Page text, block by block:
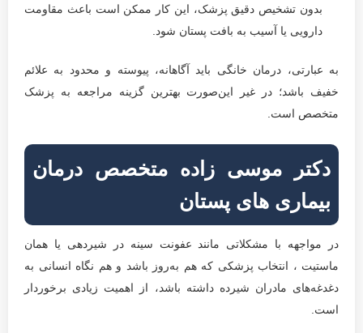
بدون تشخیص دقیق پزشک، این کار ممکن است باعث مقاومت
دارویی یا آسیب به بافت پستان شود.
به عبارتی، درمان خانگی باید آگاهانه، پیوسته و محدود به علائم
خفیف باشد؛ در غیر این‌صورت بهترین گزینه مراجعه به پزشک
متخصص است.
دکتر موسی زاده متخصص درمان
بیماری های پستان
در مواجهه با مشکلاتی مانند عفونت سینه در شیردهی یا همان
ماستیت ، انتخاب پزشکی که هم به‌روز باشد و هم نگاه انسانی به
دغدغه‌های مادران شیرده داشته باشد، از اهمیت زیادی برخوردار
است.